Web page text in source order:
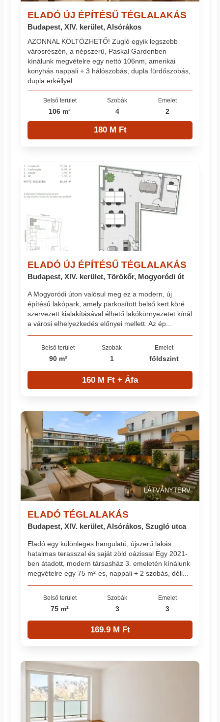
ELADÓ ÚJ ÉPÍTÉSŰ TÉGLALAKÁS
Budapest, XIV. kerület, Alsórákos
AZONNAL KÖLTÖZHETŐ! Zugló egyik legszebb
városrészén, a népszerű, Paskal Gardenben
kínálunk megvételre egy nettó 106nm, amerikai
konyhás nappali + 3 hálószobás, dupla fürdőszobás,
dupla erkéllyel ...
Belső terület
106 m²
Szobák
4
Emelet
2
180 M Ft
ELADÓ ÚJ ÉPÍTÉSŰ TÉGLALAKÁS
Budapest, XIV. kerület, Törökőr, Mogyoródi út
A Mogyoródi úton valósul meg ez a modern, új
építésű lakópark, amely parkosított belső kert köré
szervezett kialakításával élhető lakókörnyezetet kínál
a városi elhelyezkedés előnyei mellett. Az ép...
Belső terület
90 m²
Szobák
1
Emelet
földszint
160 M Ft + Áfa
LÁTVÁNYTERV
ELADÓ TÉGLALAKÁS
Budapest, XIV. kerület, Alsórákos, Szugló utca
Eladó egy különleges hangulatú, újszerű lakás
hatalmas terasszal és saját zöld oázissal Egy 2021-
ben átadott, modern társasház 3. emeletén kínálunk
megvételre egy 75 m²-es, nappali + 2 szobás, déli...
Belső terület
75 m²
Szobák
3
Emelet
3
169.9 M Ft